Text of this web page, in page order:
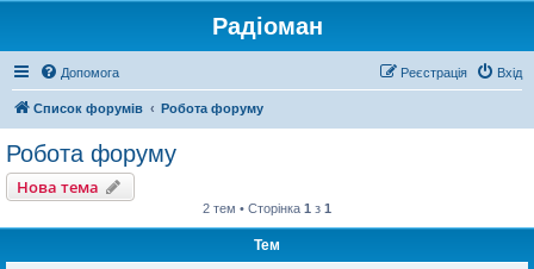
Радіоман
Допомога Вхід
Реєстрація
Список форумів Робота форуму
Робота форуму
Нова тема
2 тем • Сторінка 1 з 1
Тем